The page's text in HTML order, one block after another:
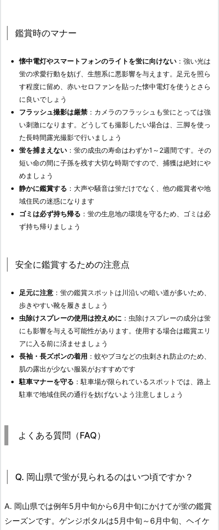
鑑賞時のマナー
懐中電灯やスマートフォンのライトを蛍に向けない ：強い光は
蛍の求愛行動を妨げ、生態系に悪影響を与えます。足元を照ら
す程度に留め、赤いセロファンを貼った懐中電灯を使うとさら
に良いでしょう
フラッシュ撮影は厳禁 ：カメラのフラッシュも蛍にとっては強
い刺激になります。どうしても撮影したい場合は、三脚を使っ
た長時間露光撮影で行いましょう
蛍を捕まえない ：蛍の成虫の寿命はわずか1～2週間です。その
短い命の間に子孫を残す大切な時期ですので、捕獲は絶対にや
めましょう
静かに鑑賞する ：大声や騒音は蛍だけでなく、他の鑑賞者や地
域住民の迷惑になります
ゴミは必ず持ち帰る ：蛍の生息地の環境を守るため、ゴミは必
ず持ち帰りましょう
安全に鑑賞するための注意点
足元に注意 ：蛍の鑑賞スポットは川沿いの暗い道が多いため、
歩きやすい靴を履きましょう
虫除けスプレーの使用は控えめに ：虫除けスプレーの成分は蛍
にも影響を与える可能性があります。使用する場合は鑑賞エリ
アに入る前に済ませましょう
長袖・長ズボンの着用 ：蚊やブヨなどの虫刺され防止のため、
肌の露出が少ない服装がおすすめです
駐車マナーを守る ：駐車場が限られているスポットでは、路上
駐車で地域住民の通行を妨げないよう注意しましょう
よくある質問（FAQ）
Q. 岡山県で蛍が見られるのはいつ頃ですか？
A. 岡山県では例年5月中旬から6月中旬にかけてが蛍の鑑賞
シーズンです。ゲンジボタルは5月中旬～6月中旬、ヘイケ